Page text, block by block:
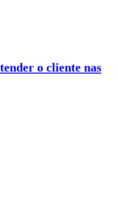
o cliente nas